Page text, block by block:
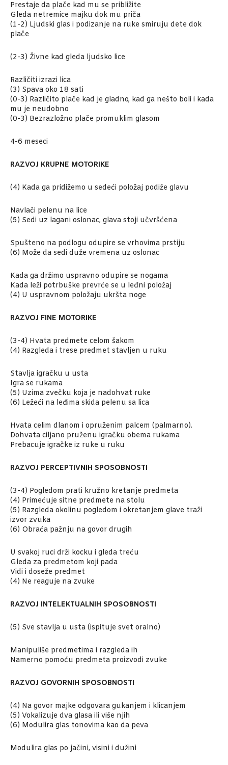
Prestaje da plače kad mu se približite
Gleda netremice majku dok mu priča
(1-2) Ljudski glas i podizanje na ruke smiruju dete dok
plače
(2-3) Živne kad gleda ljudsko lice
Različiti izrazi lica
(3) Spava oko 18 sati
(0-3) Različito plače kad je gladno, kad ga nešto boli i kada
mu je neudobno
(0-3) Bezrazložno plače promuklim glasom
4-6 meseci
RAZVOJ KRUPNE MOTORIKE
(4) Kada ga pridižemo u sedeći položaj podiže glavu
Navlači pelenu na lice
(5) Sedi uz lagani oslonac, glava stoji učvršćena
Spušteno na podlogu odupire se vrhovima prstiju
(6) Može da sedi duže vremena uz oslonac
Kada ga držimo uspravno odupire se nogama
Kada leži potrbuške prevrće se u leđni položaj
(4) U uspravnom položaju ukršta noge
RAZVOJ FINE MOTORIKE
(3-4) Hvata predmete celom šakom
(4) Razgleda i trese predmet stavljen u ruku
Stavlja igračku u usta
Igra se rukama
(5) Uzima zvečku koja je nadohvat ruke
(6) Ležeći na leđima skida pelenu sa lica
Hvata celim dlanom i opruženim palcem (palmarno).
Dohvata ciljano pruženu igračku obema rukama
Prebacuje igračke iz ruke u ruku
RAZVOJ PERCEPTIVNIH SPOSOBNOSTI
(3-4) Pogledom prati kružno kretanje predmeta
(4) Primećuje sitne predmete na stolu
(5) Razgleda okolinu pogledom i okretanjem glave traži
izvor zvuka
(6) Obraća pažnju na govor drugih
U svakoj ruci drži kocku i gleda treću
Gleda za predmetom koji pada
Vidi i doseže predmet
(4) Ne reaguje na zvuke
RAZVOJ INTELEKTUALNIH SPOSOBNOSTI
(5) Sve stavlja u usta (ispituje svet oralno)
Manipuliše predmetima i razgleda ih
Namerno pomoću predmeta proizvodi zvuke
RAZVOJ GOVORNIH SPOSOBNOSTI
(4) Na govor majke odgovara gukanjem i klicanjem
(5) Vokalizuje dva glasa ili više njih
(6) Modulira glas tonovima kao da peva
Modulira glas po jačini, visini i dužini